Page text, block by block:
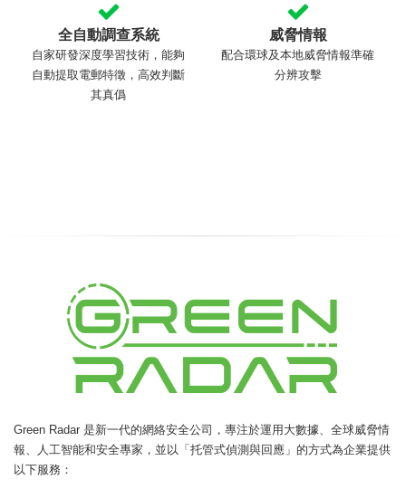
全自動調查系統
自家研發深度學習技術，能夠
自動提取電郵特徵，高效判斷
其真僞
威脅情報
配合環球及本地威脅情報準確
分辨攻擊
Green Radar 是新一代的網絡安全公司，專注於運用大數據、全球威脅情
報、人工智能和安全專家，並以「托管式偵測與回應」的方式為企業提供
以下服務：